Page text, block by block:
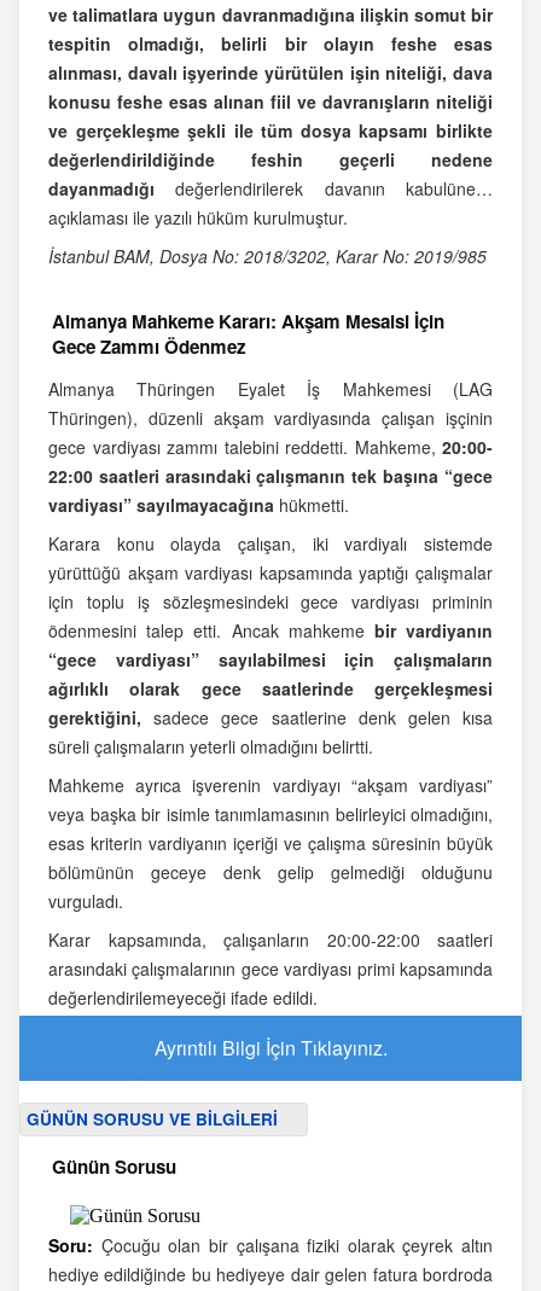
ve talimatlara uygun davranmadığına ilişkin somut bir
tespitin olmadığı, belirli bir olayın feshe esas
alınması, davalı işyerinde yürütülen işin niteliği, dava
konusu feshe esas alınan fiil ve davranışların niteliği
ve gerçekleşme şekli ile tüm dosya kapsamı birlikte
değerlendirildiğinde feshin geçerli nedene
dayanmadığıdeğerlendirilerek davanın kabulüne…
açıklaması ile yazılı hüküm kurulmuştur.
İstanbul BAM, Dosya No: 2018/3202, Karar No: 2019/985
Almanya Mahkeme Kararı: Akşam Mesaisi İçin
Gece Zammı Ödenmez
Almanya Thüringen Eyalet İş Mahkemesi (LAG
Thüringen), düzenli akşam vardiyasında çalışan işçinin
gece vardiyası zammı talebini reddetti. Mahkeme, 20:00-
22:00 saatleri arasındaki çalışmanın tek başına “gece
vardiyası” sayılmayacağına hükmetti.
Karara konu olayda çalışan, iki vardiyalı sistemde
yürüttüğü akşam vardiyası kapsamında yaptığı çalışmalar
için toplu iş sözleşmesindeki gece vardiyası priminin
ödenmesini talep etti. Ancak mahkeme bir vardiyanın
“gece vardiyası” sayılabilmesi için çalışmaların
ağırlıklı olarak gece saatlerinde gerçekleşmesi
gerektiğini, sadece gece saatlerine denk gelen kısa
süreli çalışmaların yeterli olmadığını belirtti.
Mahkeme ayrıca işverenin vardiyayı “akşam vardiyası”
veya başka bir isimle tanımlamasının belirleyici olmadığını,
esas kriterin vardiyanın içeriği ve çalışma süresinin büyük
bölümünün geceye denk gelip gelmediği olduğunu
vurguladı.
Karar kapsamında, çalışanların 20:00-22:00 saatleri
arasındaki çalışmalarının gece vardiyası primi kapsamında
değerlendirilemeyeceği ifade edildi.
Ayrıntılı Bilgi İçin Tıklayınız.
GÜNÜN SORUSU VE BİLGİLERİ
Günün Sorusu
Soru: Çocuğu olan bir çalışana fiziki olarak çeyrek altın
hediye edildiğinde bu hediyeye dair gelen fatura bordroda